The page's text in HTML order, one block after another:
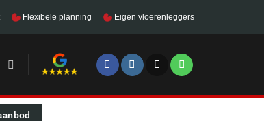
Flexibele planning Eigen vloerenleggers